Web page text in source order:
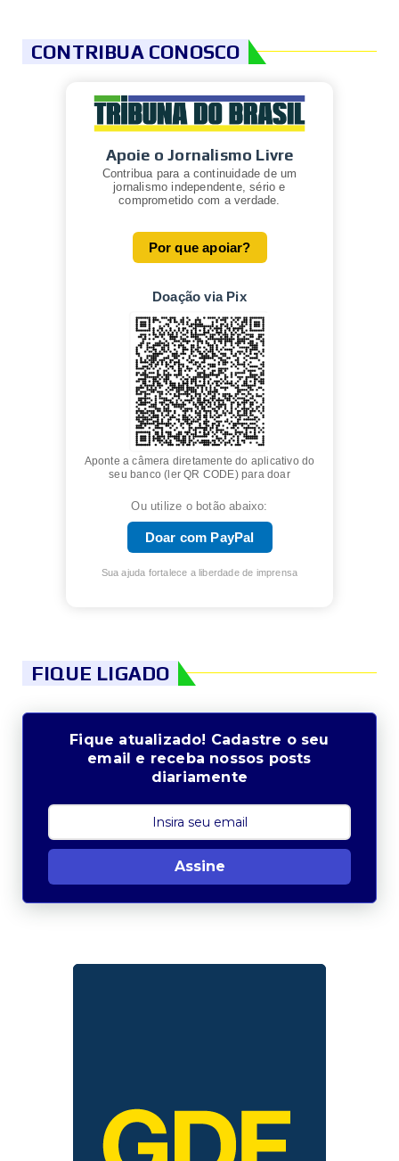
CONTRIBUA CONOSCO
Apoie o Jornalismo Livre
Contribua para a continuidade de um
jornalismo independente, sério e
comprometido com a verdade.
Por que apoiar?
Doação via Pix
Aponte a câmera diretamente do aplicativo do
seu banco (ler QR CODE) para doar
Ou utilize o botão abaixo:
Doar com PayPal
Sua ajuda fortalece a liberdade de imprensa
FIQUE LIGADO
Fique atualizado! Cadastre o seu
email e receba nossos posts
diariamente
Assine